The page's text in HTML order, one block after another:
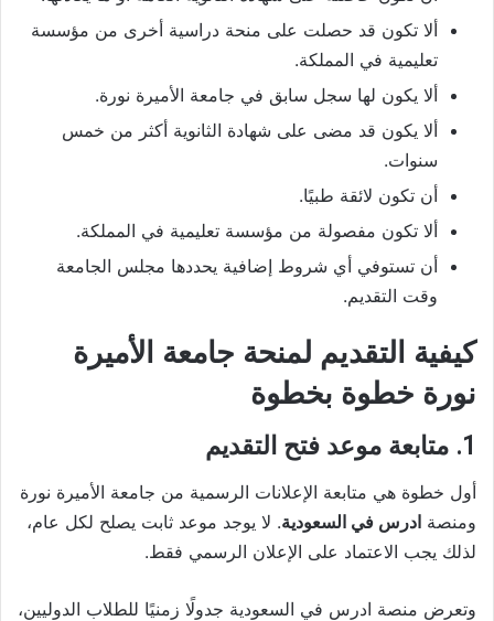
ألا تكون قد حصلت على منحة دراسية أخرى من مؤسسة
تعليمية في المملكة.
ألا يكون لها سجل سابق في جامعة الأميرة نورة.
ألا يكون قد مضى على شهادة الثانوية أكثر من خمس
سنوات.
أن تكون لائقة طبيًا.
ألا تكون مفصولة من مؤسسة تعليمية في المملكة.
أن تستوفي أي شروط إضافية يحددها مجلس الجامعة
وقت التقديم.
كيفية التقديم لمنحة جامعة الأميرة
نورة خطوة بخطوة
1. متابعة موعد فتح التقديم
أول خطوة هي متابعة الإعلانات الرسمية من جامعة الأميرة نورة
ومنصة ادرس في السعودية. لا يوجد موعد ثابت يصلح لكل عام،
لذلك يجب الاعتماد على الإعلان الرسمي فقط.
وتعرض منصة ادرس في السعودية جدولًا زمنيًا للطلاب الدوليين،